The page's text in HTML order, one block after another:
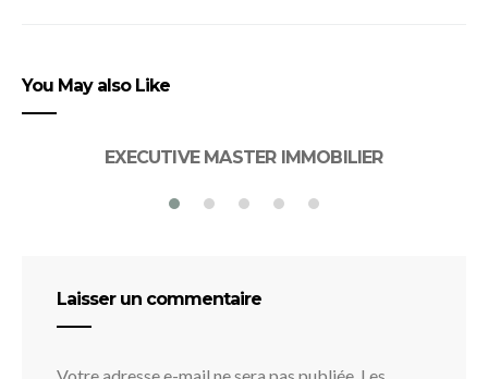
You May also Like
EXECUTIVE MASTER IMMOBILIER
Laisser un commentaire